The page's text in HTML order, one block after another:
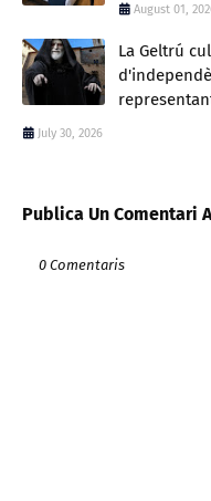
August 01,
La Geltrú
July 30, 2026
Publica Un Comentari
0 Comentaris